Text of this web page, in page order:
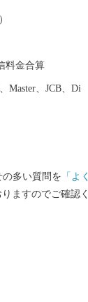
コ原産のダリア
のように咲き誇
。
料金合算
Master、JCB、Di
多い質問を 「よく
ますのでご確認く